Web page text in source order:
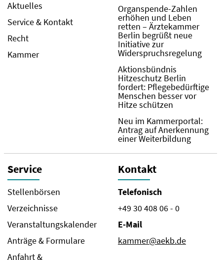
Aktuelles
Service & Kontakt
Recht
Kammer
Organspende-Zahlen
erhöhen und Leben
retten – Ärztekammer
Berlin begrüßt neue
Initiative zur
Widerspruchsregelung
Aktionsbündnis
Hitzeschutz Berlin
fordert: Pflegebedürftige
Menschen besser vor
Hitze schützen
Neu im Kammerportal:
Antrag auf Anerkennung
einer Weiterbildung
Service
Stellenbörsen
Verzeichnisse
Veranstaltungskalender
Anträge & Formulare
Anfahrt &
Kontakt
Telefonisch
+49 30 408 06 - 0
E-Mail
kammer@aekb.de